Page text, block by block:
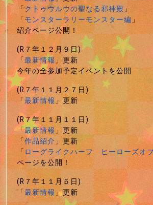
「クトゥウルウの聖なる邪神殿」
「モンスターラリーモンスター編」
紹介ページ公開！
(R７年１２月９日)
「最新情報」更新
今年の全参加予定イベントを公開
(R７年１１月２７日)
「最新情報」更新
(R７年１１月１１日)
「最新情報」更新
「作品紹介」更新
「ローグライクハーフ ヒーローズオ
ページを公開！
(R７年１１月５日)
「最新情報」更新